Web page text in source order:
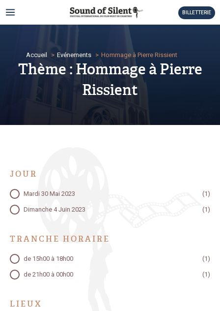
au
MAIN
MENU
BILLETTERIE
Accueil Evénements Hommage à Pierre Rissient
Thème : Hommage à Pierre
Rissient
JOUR
JOURMardi 30 Mai 2023 (1)
Dimanche 4 Juin 2023 (1)
TRANCHE HORAIRE
TRANCHE HORAIRE
de 15h00 à 18h00 (1)
de 21h00 à 00h00 (1)
LIEUX